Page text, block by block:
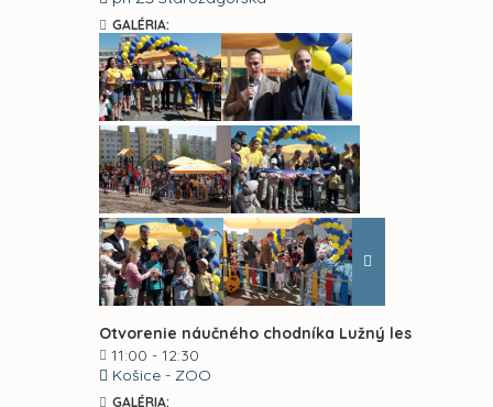
GALÉRIA:
Otvorenie náučného chodníka Lužný les
11:00 - 12:30
Košice - ZOO
GALÉRIA: